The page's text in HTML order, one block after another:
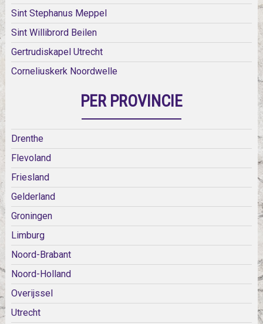
Sint Stephanus Meppel
Sint Willibrord Beilen
Gertrudiskapel Utrecht
Corneliuskerk Noordwelle
PER PROVINCIE
Drenthe
Flevoland
Friesland
Gelderland
Groningen
Limburg
Noord-Brabant
Noord-Holland
Overijssel
Utrecht